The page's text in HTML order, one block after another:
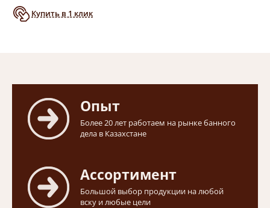
Купить в 1 клик
Опыт
Более 20 лет работаем на рынке банного
дела в Казахстане
Ассортимент
Большой выбор продукции на любой
вску и любые цели